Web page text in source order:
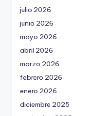
julio 2026
junio 2026
mayo 2026
abril 2026
marzo 2026
febrero 2026
enero 2026
diciembre 2025